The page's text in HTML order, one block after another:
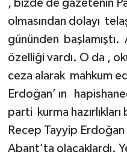
, bizde de gazetenin
olmasından dolayı
gününden başlamıştı.
özelliği vardı. O da ,
ceza alarak mahkum
Erdoğan’ ın
parti kurma
Recep Tayyip Erdoğan
Abant’ta olacaklardı.